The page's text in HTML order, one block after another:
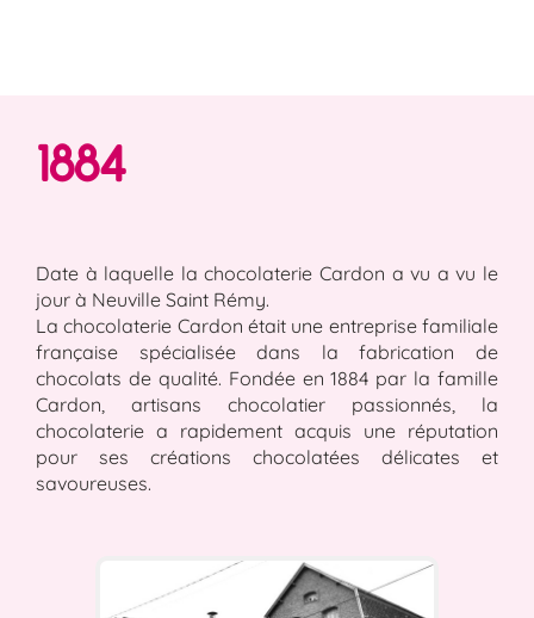
1884
Date à laquelle la chocolaterie Cardon a vu a vu le
jour à Neuville Saint Rémy.
La chocolaterie Cardon était une entreprise familiale
française spécialisée dans la fabrication de
chocolats de qualité. Fondée en 1884 par la famille
Cardon, artisans chocolatier passionnés, la
chocolaterie a rapidement acquis une réputation
pour ses créations chocolatées délicates et
savoureuses.